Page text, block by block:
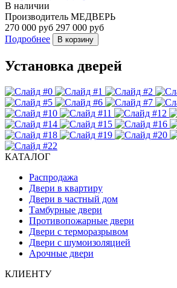
В наличии
Производитель МЕДВЕРЬ
270 000 руб 297 000 руб
Подробнее
В корзину
Установка дверей
КАТАЛОГ
Распродажа
Двери в квартиру
Двери в частный дом
Тамбурные двери
Противопожарные двери
Двери с терморазрывом
Двери с шумоизоляцией
Арочные двери
КЛИЕНТУ